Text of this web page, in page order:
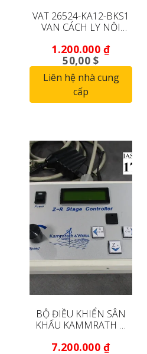
VAT 26524-KA12-BKS1
VAN CÁCH LY NỘI
ĐỘNG)
1.200.000₫
50,00 $
Liên hệ nhà cung
cấp
BỘ ĐIỀU KHIỂN SÂN
KHẤU KAMMRATH &
VI ĐIỆN TỬ QUÉT ZEISS
7.200.000₫